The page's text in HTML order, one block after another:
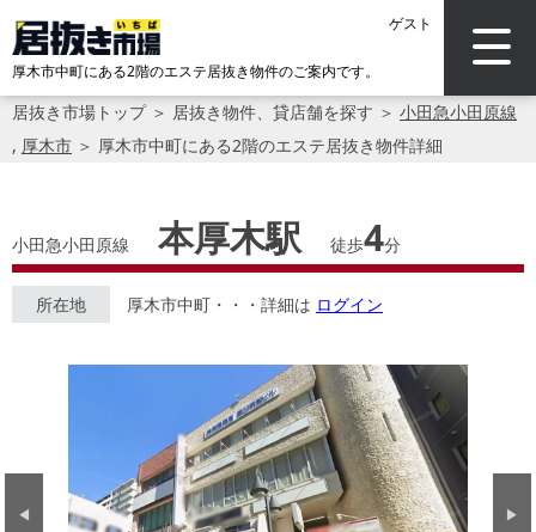
ゲスト
厚木市中町にある2階のエステ居抜き物件のご案内です。
居抜き市場トップ＞ 居抜き物件、貸店舗を探す ＞ 小田急小田原線
, 厚木市 ＞ 厚木市中町にある2階のエステ居抜き物件詳細
小田急小田原線 本厚木駅 徒歩4分
所在地 厚木市中町・・・詳細は ログイン
Previous Next